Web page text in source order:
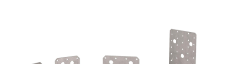
Angolari WVS9050 + WBR170